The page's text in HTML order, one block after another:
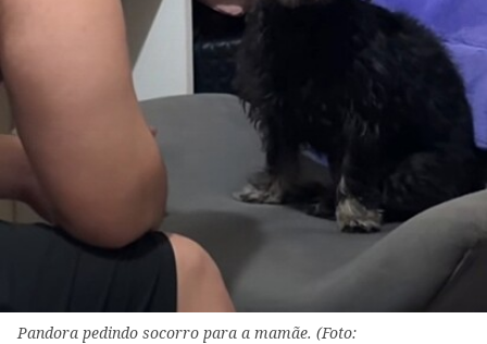
Pandora pedindo socorro para a mamãe. (Foto: